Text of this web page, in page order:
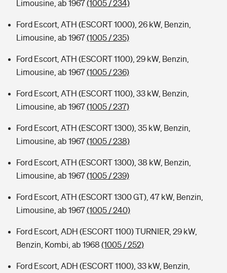
Limousine, ab 1967(1005 / 234)
Ford Escort, ATH (ESCORT 1000), 26 kW, Benzin,
Limousine, ab 1967(1005 / 235)
Ford Escort, ATH (ESCORT 1100), 29 kW, Benzin,
Limousine, ab 1967(1005 / 236)
Ford Escort, ATH (ESCORT 1100), 33 kW, Benzin,
Limousine, ab 1967(1005 / 237)
Ford Escort, ATH (ESCORT 1300), 35 kW, Benzin,
Limousine, ab 1967(1005 / 238)
Ford Escort, ATH (ESCORT 1300), 38 kW, Benzin,
Limousine, ab 1967(1005 / 239)
Ford Escort, ATH (ESCORT 1300 GT), 47 kW, Benzin,
Limousine, ab 1967(1005 / 240)
Ford Escort, ADH (ESCORT 1100) TURNIER, 29 kW,
Benzin, Kombi, ab 1968 (1005 / 252)
Ford Escort, ADH (ESCORT 1100), 33 kW, Benzin,